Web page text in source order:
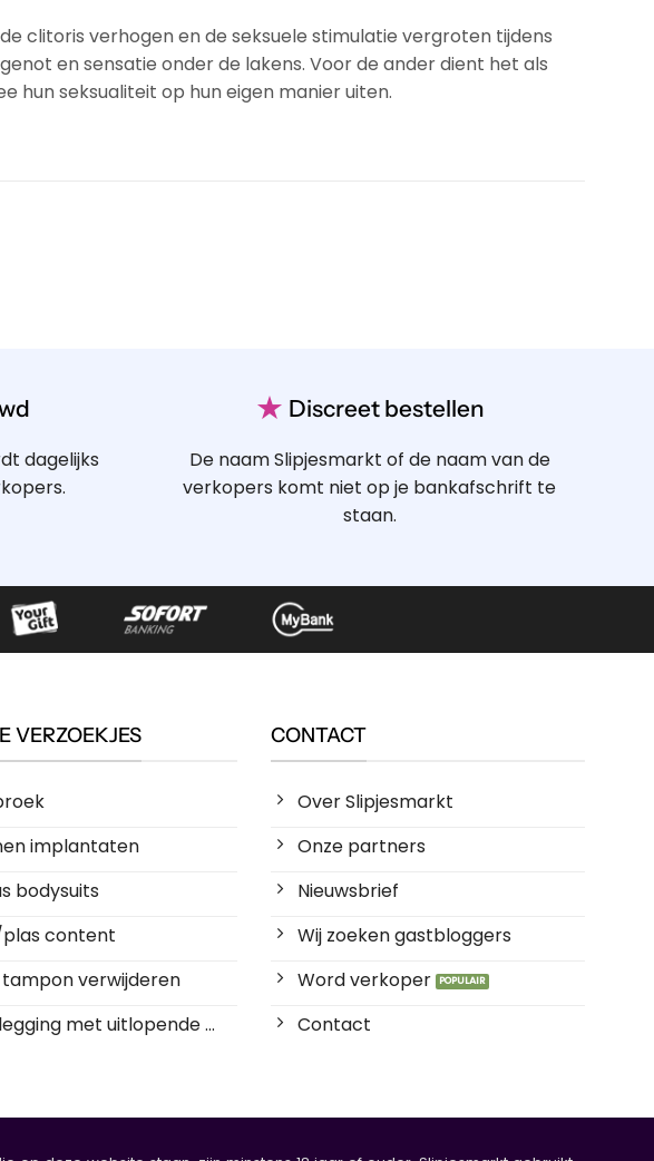
clitoris verhogen en de seksuele stimulatie vergroten tijdens
en sensatie onder de lakens. Voor de ander dient het als
hun seksualiteit op hun eigen manier uiten.
dagelijks
★ Discreet bestellen
De naam Slipjesmarkt of de naam van de
verkopers komt niet op je bankafschrift te
staan.
VERZOEKJES
implantaten
bodysuits
content
tampon verwijderen
met uitlopende ...
CONTACT
Over Slipjesmarkt
Onze partners
Nieuwsbrief
Wij zoeken gastbloggers
Word verkoper
Contact